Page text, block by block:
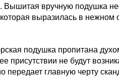
Вышитая вручную подушка
выразилась в нежном
подушка пропитана
присутствии не будут
передает главную черту